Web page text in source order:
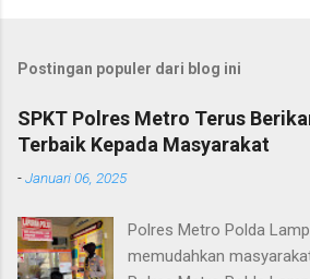
Postingan populer dari blog ini
SPKT Polres Metro Terus
Terbaik Kepada Masyarakat
-Januari 06, 2025
Polres Metro Polda
memudahkan